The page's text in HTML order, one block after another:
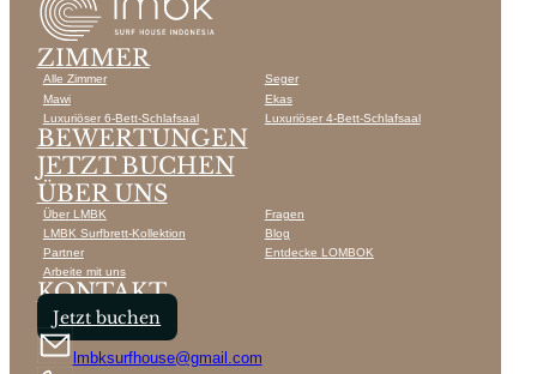
ZIMMER
Alle Zimmer
Seger
Mawi
Ekas
Luxuriöser 6-Bett-Schlafsaal
Luxuriöser 4-Bett-Schlafsaal
BEWERTUNGEN
JETZT BUCHEN
ÜBER UNS
Über LMBK
Fragen
LMBK Surfbrett-Kollektion
Blog
Partner
Entdecke LOMBOK
Arbeite mit uns
KONTAKT
Jetzt buchen
lmbksurfhouse@gmail.com